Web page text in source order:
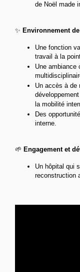
de Noël made
✨ Environnement
Une fonction
travail à la
Une ambiance
Un accès à de
la mobilité
Des
interne.
🌱 Engagement et
Un hôpital qui
reconstruction